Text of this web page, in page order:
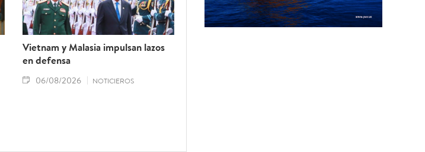
Vietnam y Malasia impulsan lazos
en defensa
06/08/2026 NOTICIEROS